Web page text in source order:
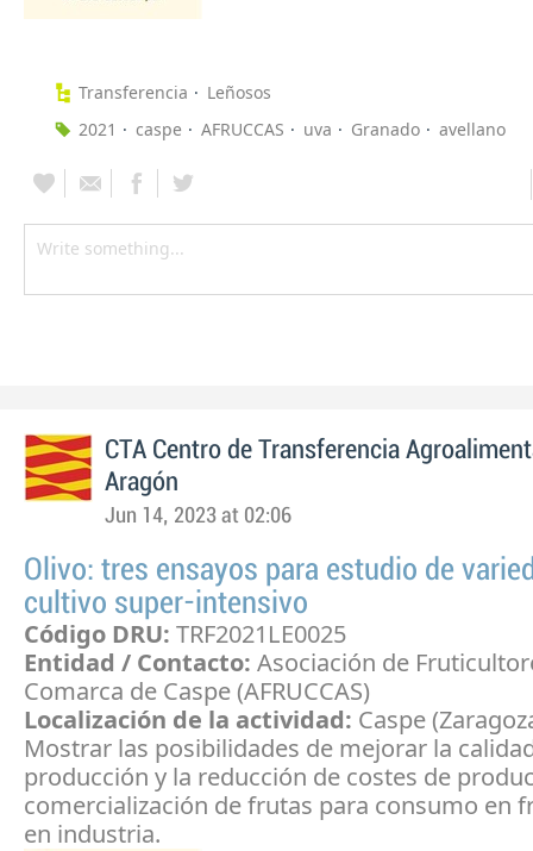
Transferencia
Leñosos
2021
caspe AFRUCCAS uva Granado avellano
CTA Centro de Transferencia
Aragón
Jun 14, 2023 at 02:06
Olivo: tres ensayos para estudio de
cultivo super-intensivo
Código DRU: TRF2021LE0025
Entidad / Contacto: Asociación de
Comarca de Caspe (AFRUCCAS)
Localización de la actividad: Caspe
Mostrar las posibilidades de mejorar la
producción y la reducción de costes de
comercialización de frutas para consumo en
en industria.